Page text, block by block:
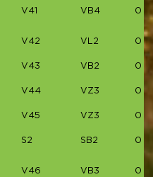
V41 VB4
V42 VL2
V43 VB2
V44 VZ3
V45 VZ3 01:11
S2 SB2 01:11
V46 VB3 01:11